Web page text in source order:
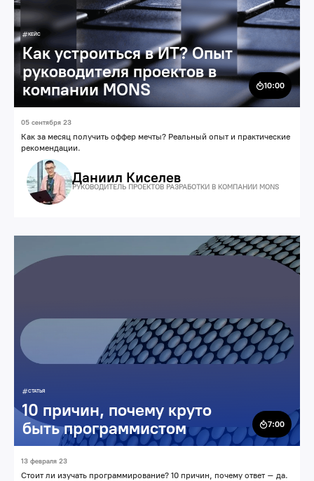
КЕЙС
Как устроиться в ИТ? Опыт
руководителя проектов в
компании MONS
10:00
05 сентября 23
Как за месяц получить оффер мечты? Реальный опыт и практические
рекомендации.
Даниил Киселев
РУКОВОДИТЕЛЬ ПРОЕКТОВ РАЗРАБОТКИ В КОМПАНИИ MONS
СТАТЬЯ
10 причин, почему круто
быть программистом
7:00
13 февраля 23
Стоит ли изучать программирование? 10 причин, почему ответ – да.